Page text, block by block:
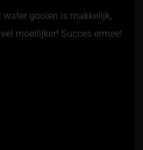
water gooien is makkelijk,
moeilijker! Succes ermee!